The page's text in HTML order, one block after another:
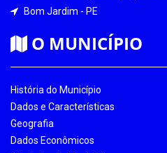
Bom Jardim - PE
O MUNICÍPIO
História do Município
Dados e Características
Geografia
Dados Econômicos